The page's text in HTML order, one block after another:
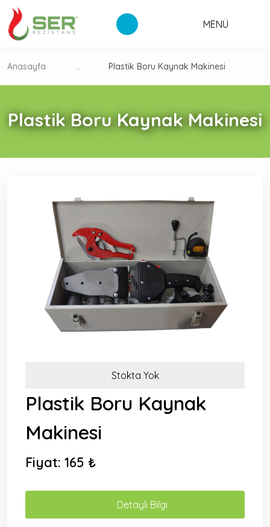
MENÜ
Plastik Boru Kaynak Makinesi
Anasayfa ... Plastik Boru Kaynak Makinesi
Stokta Yok
Plastik Boru Kaynak
Makinesi
Fiyat: 165 ₺
Detaylı Bilgi